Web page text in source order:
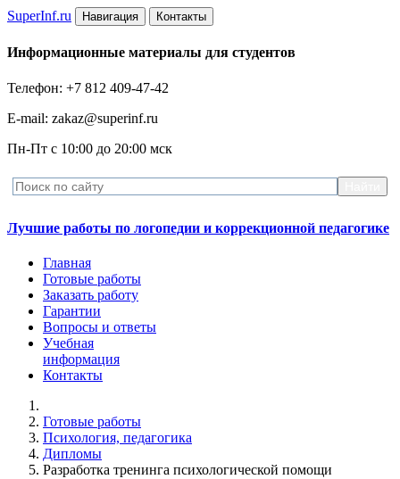
SuperInf.ru Навигация Контакты
Информационные материалы для студентов
Телефон: +7 812 409-47-42
E-mail: zakaz@superinf.ru
Пн-Пт с 10:00 до 20:00 мск
Лучшие работы по логопедии и коррекционной педагогике
Главная
Готовые работы
Заказать работу
Гарантии
Вопросы и ответы
Учебная
информация
Контакты
Готовые работы
Психология, педагогика
Дипломы
Разработка тренинга психологической помощи